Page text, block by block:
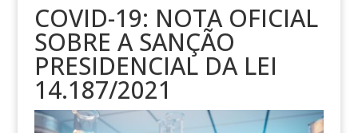
COVID-19: NOTA OFICIAL
SOBRE A SANÇÃO
PRESIDENCIAL DA LEI
14.187/2021